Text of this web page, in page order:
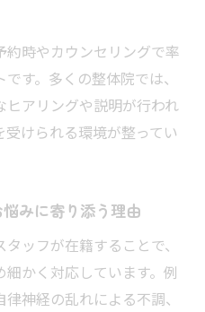
が選ばれる美容面のメ
調を緩和するポイント
が有効な理由を徹底解
果を徹底検証
痛を改善できる仕組み
時やカウンセリングで率
す。多くの整体院では、
アリングや説明が行われ
けられる環境が整ってい
みに寄り添う理由
ッフが在籍することで、
かく対応しています。例
神経の乱れによる不調、